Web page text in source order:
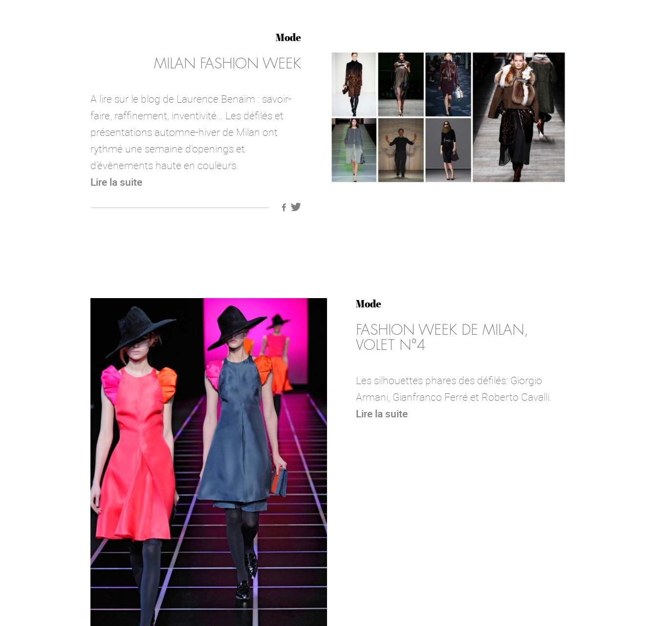
Mode
MILAN FASHION WEEK
A lire sur le blog de Laurence Benaïm : savoir-
faire, raffinement, inventivité… Les défilés et
présentations automne-hiver de Milan ont
rythmé une semaine d’openings et
d’évènements haute en couleurs.
Lire la suite
Mode
FASHION WEEK DE MILAN,
VOLET N°4
Les silhouettes phares des défilés: Giorgio
Armani, Gianfranco Ferré et Roberto Cavalli.
Lire la suite